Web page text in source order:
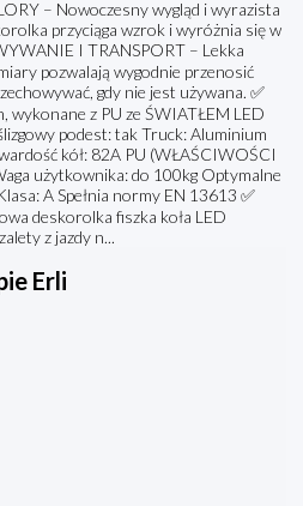
– Nowoczesny wygląd i wyrazista
przyciąga wzrok i wyróżnia się w
I TRANSPORT – Lekka
pozwalają wygodnie przenosić
gdy nie jest używana. ✅
wykonane z PU ze ŚWIATŁEM LED
podest: tak Truck: Aluminium
kół: 82A PU (WŁAŚCIWOŚCI
użytkownika: do 100kg Optymalne
A Spełnia normy EN 13613 ✅
deskorolka fiszka koła LED
z jazdy n...
Erli